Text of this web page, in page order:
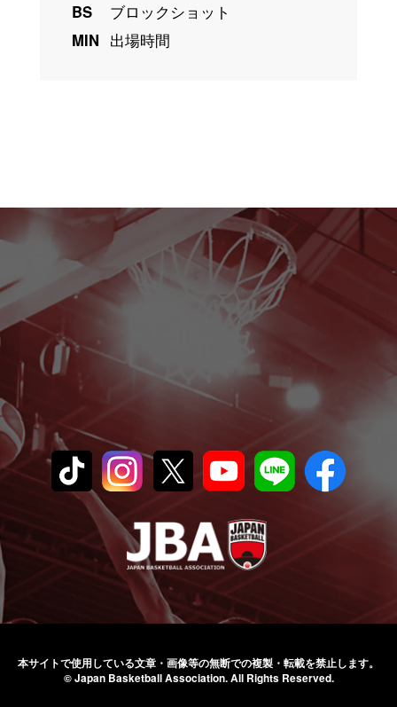
BS
ブロックショット
MIN 出場時間
本サイトで使用している文章・画像等の無断での複製・転載を禁止します。
© Japan Basketball Association.All Rights Reserved.